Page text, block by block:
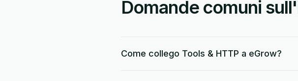
Domande comuni
Come collego Tools & HTTP a eGrow?